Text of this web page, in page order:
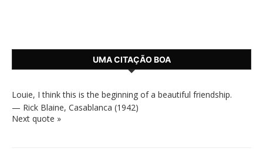
UMA CITAÇÃO BOA
Louie, I think this is the beginning of a beautiful friendship.
— Rick Blaine, Casablanca (1942)
Next quote »